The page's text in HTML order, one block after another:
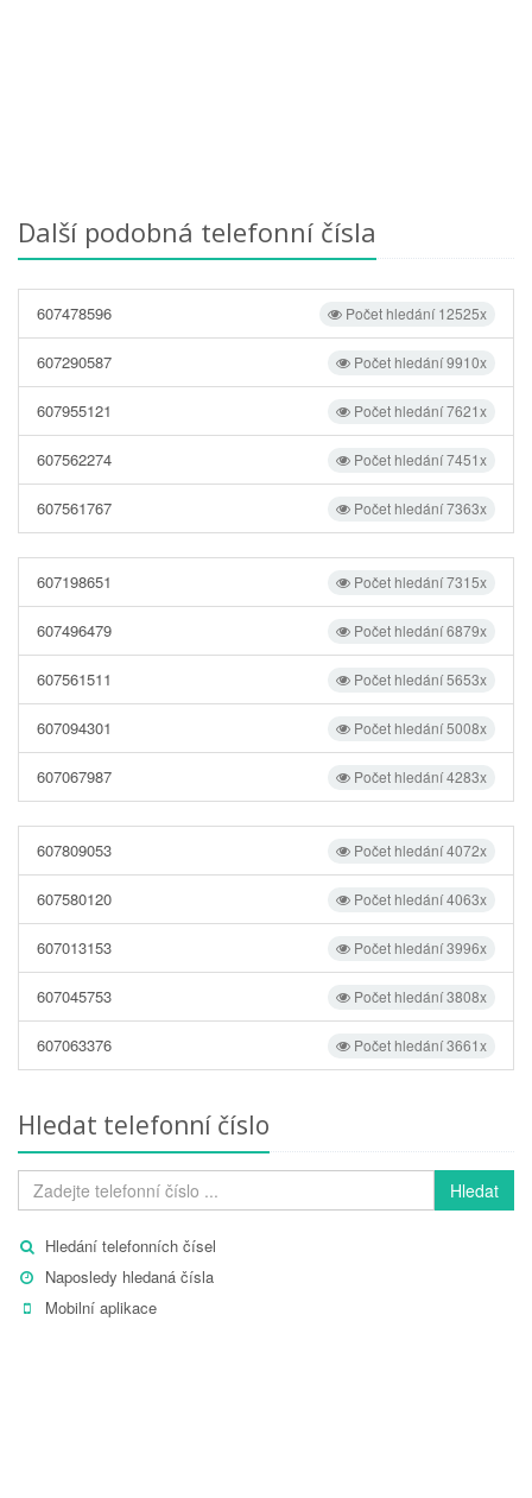
Další podobná telefonní čísla
Počet hledání 12525x
607478596
Počet hledání 9910x
607290587
Počet hledání 7621x
607955121
Počet hledání 7451x
607562274
Počet hledání 7363x
607561767
Počet hledání 7315x
607198651
Počet hledání 6879x
607496479
Počet hledání 5653x
607561511
Počet hledání 5008x
607094301
Počet hledání 4283x
607067987
Počet hledání 4072x
607809053
Počet hledání 4063x
607580120
Počet hledání 3996x
607013153
Počet hledání 3808x
607045753
Počet hledání 3661x
607063376
Hledat telefonní číslo
Hledat
Hledání telefonních čísel
Naposledy hledaná čísla
Mobilní aplikace